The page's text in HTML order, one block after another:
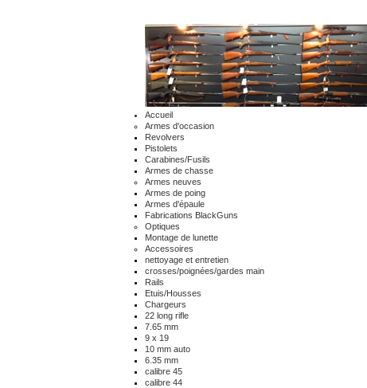
Accueil
Armes d'occasion
Revolvers
Pistolets
Carabines/Fusils
Armes de chasse
Armes neuves
Armes de poing
Armes d'épaule
Fabrications BlackGuns
Optiques
Montage de lunette
Accessoires
nettoyage et entretien
crosses/poignées/gardes main
Rails
Etuis/Housses
Chargeurs
22 long rifle
7.65 mm
9 x 19
10 mm auto
6.35 mm
calibre 45
calibre 44